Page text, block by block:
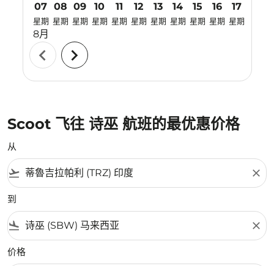
07
星期
8月
08
星期
09
星期
10
星期
11
星期
12
星期
13
星期
14
星期
15
星期
16
星期
17
星期
chevron_left chevron_right
Scoot 飞往 诗巫 航班的最优惠价格
从
flight_takeoff close
到
flight_land close
价格